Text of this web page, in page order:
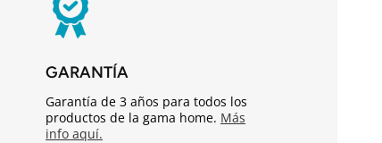
GARANTÍA
Garantía de 3 años para todos los
productos de la gama home. Más
info aquí.